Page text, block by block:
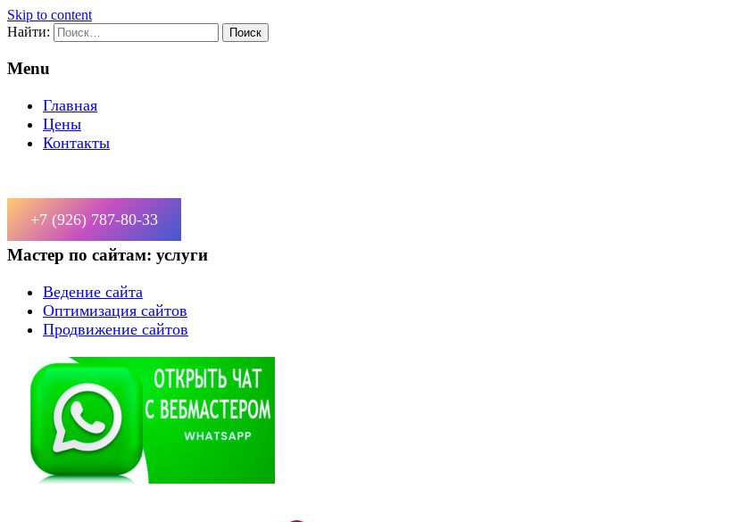
Skip to content
Найти:
Menu
Главная
Цены
Контакты
+7 (926) 787-80-33
Мастер по сайтам: услуги
Ведение сайта
Оптимизация сайтов
Продвижение сайтов